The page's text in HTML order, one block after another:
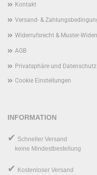
Kontakt
Versand- &
Widerrufsrecht & Muster-
AGB
Privatsphäre und Datenschutz
Cookie Einstellungen
INFORMATION
✔ Schneller Versand
keine Mindestbestellung
✔ Kostenloser Versand